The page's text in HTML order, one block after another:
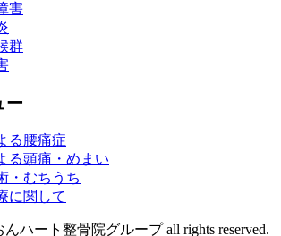
害
群
ー
る腰痛症
る頭痛・めまい
・むちうち
に関して
ハート整骨院グループ all rights reserved.